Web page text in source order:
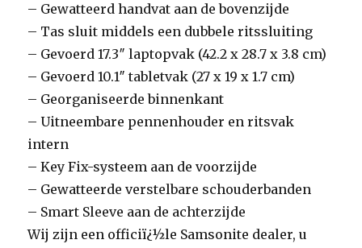
– Gewatteerd handvat aan de bovenzijde
– Tas sluit middels een dubbele ritssluiting
– Gevoerd 17.3″ laptopvak (42.2 x 28.7 x 3.8 cm)
– Gevoerd 10.1″ tabletvak (27 x 19 x 1.7 cm)
– Georganiseerde binnenkant
– Uitneembare pennenhouder en ritsvak
intern
– Key Fix-systeem aan de voorzijde
– Gewatteerde verstelbare schouderbanden
– Smart Sleeve aan de achterzijde
Wij zijn een officiï¿½le Samsonite dealer, u